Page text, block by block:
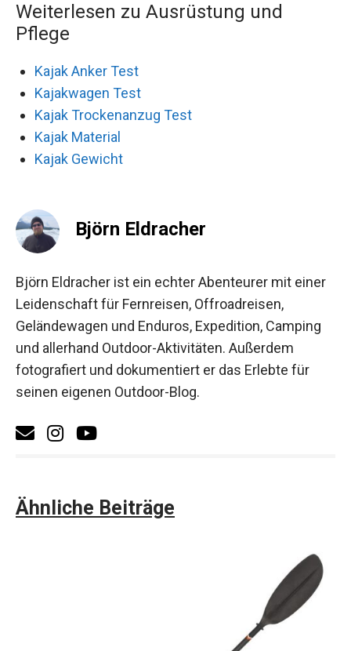
Weiterlesen zu Ausrüstung und
Pflege
Kajak Anker Test
Kajakwagen Test
Kajak Trockenanzug Test
Kajak Material
Kajak Gewicht
Björn Eldracher
Björn Eldracher ist ein echter Abenteurer mit einer
Leidenschaft für Fernreisen, Offroadreisen,
Geländewagen und Enduros, Expedition, Camping
und allerhand Outdoor-Aktivitäten. Außerdem
fotografiert und dokumentiert er das Erlebte für
seinen eigenen Outdoor-Blog.
Ähnliche Beiträge